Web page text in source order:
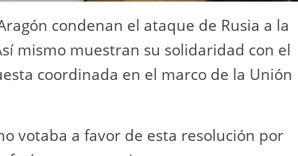
condenan el ataque de Rusia a la
mismo muestran su solidaridad con el
coordinada en el marco de la Unión
votaba a favor de esta resolución por